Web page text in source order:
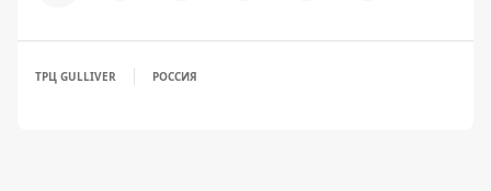
ТРЦ GULLIVER РОССИЯ